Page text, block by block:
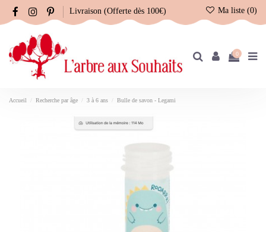
Livraison (Offerte dès 100€) Ma liste (0)
0
Accueil Recherche par âge 3 à 6 ans Bulle de savon - Legami